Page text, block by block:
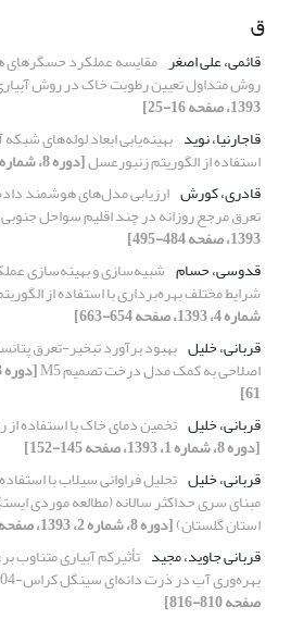
ق
قائمی، علی اصغر مقایسه عملکرد
روش متداول تعیین رطوبت خاک در روش
1393، صفحه 16-25]
قاجارنیا، نوید بهینه‌یابی ابعاد لوله‌های
استفاده از الگوریتم زنبورعسل[دوره 8، شماره 3، 1393، صفحه 616-626]
قادری، کورش ارزیابی مدل‌های هوشمند
تعرق مرجع روزانه در چند اقلیم سواحل
1393، صفحه 484-495]
قدوسی، حسام شبیه‌سازی و بهینه‌سازی
شرایط مختلف بهره‌برداری با استفاده از
شماره 4، 1393، صفحه 654-663]
قربانی، خلیل بهبود برآورد تبخیر-تعرق
اصلاحی به کمک مدل درخت تصمیم M5
61]
قربانی، خلیل تخمین دمای خاک با استفاده
[دوره 8، شماره 1، 1393، صفحه 145-152]
قربانی، خلیل تحلیل فراوانی سیلاب با
مبنای سری حداکثر سالانه (مطالعه موردی
استان گلستان)[دوره 8، شماره 2، 1393، صفحه 353-365]
قربانی جاوید، مجید تأثیرکم آبیاری متناوب
بهره‌وری آب در ذرت دانه‌ای سینگل کراس-704
صفحه 810-816]